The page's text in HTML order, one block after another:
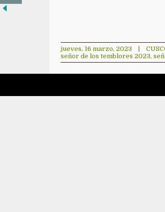
jueves, 16 marzo, 2023
señor de los temblores 2023,